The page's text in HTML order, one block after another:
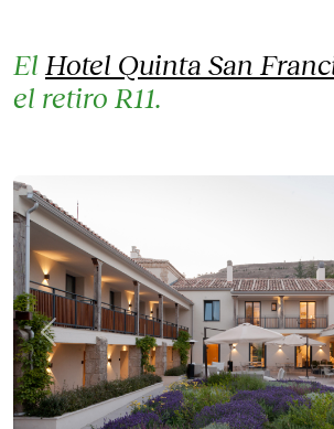
El Hotel Quinta San
el retiro R11.
Previous